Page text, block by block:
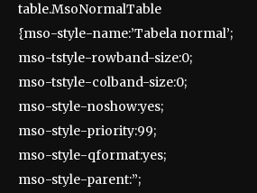
table.MsoNormalTable
{mso-style-name:’Tabela normal’;
mso-tstyle-rowband-size:0;
mso-tstyle-colband-size:0;
mso-style-noshow:yes;
mso-style-priority:99;
mso-style-qformat:yes;
mso-style-parent:”;